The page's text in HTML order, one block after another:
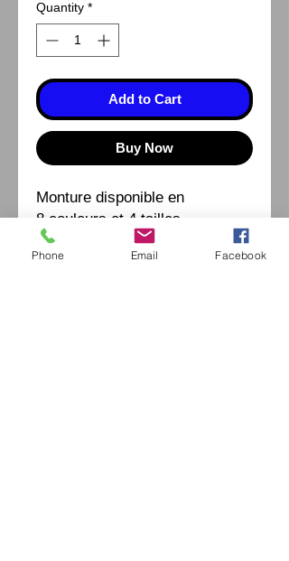
Quantity *
Add to Cart
Buy Now
Monture disponible en
8 couleurs et 4 tailles
Phone Email Facebook